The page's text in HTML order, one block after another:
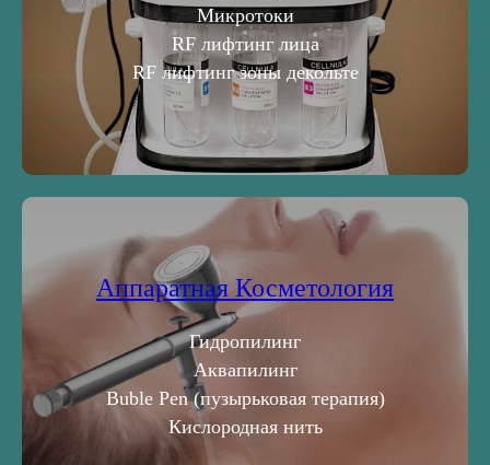
Микротоки
RF лифтинг лица
RF лифтинг зоны декольте
Аппаратная Косметология
Гидропилинг
Аквапилинг
Buble Pen (пузырьковая терапия)
Кислородная нить